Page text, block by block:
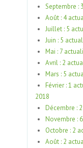
Septembre :
Août : 4
Juillet : 5
Juin : 5
Mai : 7
Avril : 2
Mars : 5
Février : 1
2018
Décembre :
Novembre :
Octobre : 2
Août : 2